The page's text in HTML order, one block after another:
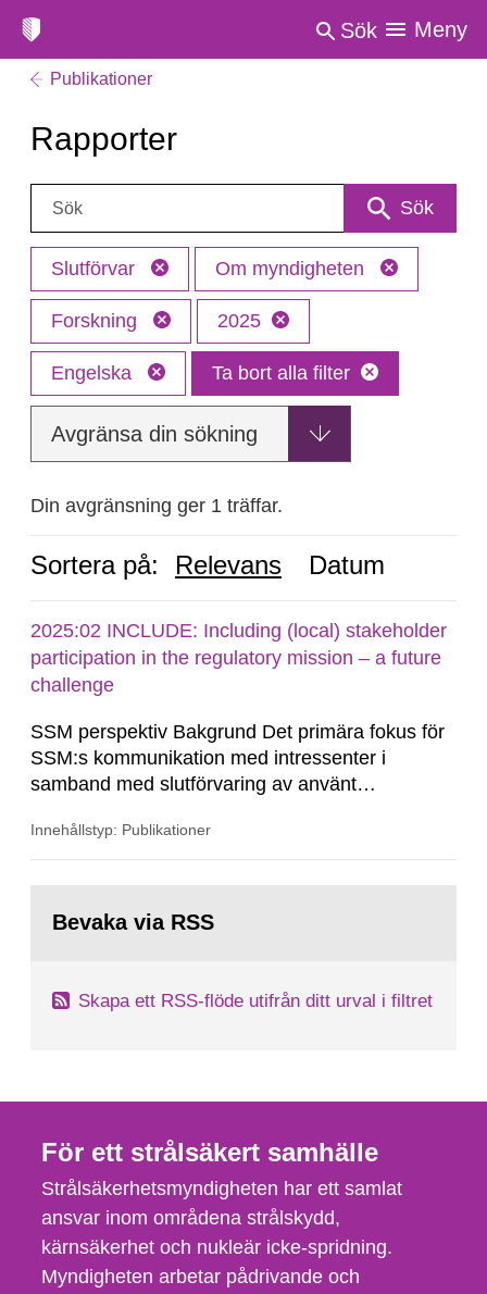
Sök Meny
Publikationer
Rapporter
Sök: Sök
Slutförvar Om myndigheten
Forskning 2025
Engelska Ta bort alla filter
Avgränsa din sökning
Din avgränsning ger 1 träffar.
Sortera på: Relevans Datum
2025:02 INCLUDE: Including (local) stakeholder
participation in the regulatory mission – a future
challenge
SSM perspektiv Bakgrund Det primära fokus för
SSM:s kommunikation med intressenter i
samband med slutförvaring av använt
legat på formella samrådsprocesser kring den
tillståndsansökningar enligt kärntekniklagen.
Innehållstyp: Publikationer
sida:Bevaka via RSS
Skapa ett RSS-flöde utifrån ditt urval i filtret
För ett strålsäkert samhälle
Strålsäkerhetsmyndigheten har ett samlat
ansvar inom områdena strålskydd,
kärnsäkerhet och nukleär icke-spridning.
Myndigheten arbetar pådrivande och